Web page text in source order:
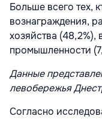
Больше всего тех,
вознаграждения,
хозяйства (48,2%),
промышленности
Данные
левобережья
Согласно